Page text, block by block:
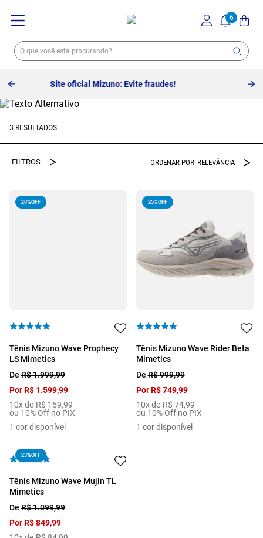
Frete grátis sem valor mínimo.
3
RELEVÂNCIA
20%OFF
Tênis Mizuno Wave Prophecy
LS Mimetics
De R$1.999,99
PorR$ 1.599,99
10x de R$ 159,99
ou 10% Off no PIX
1 cor disponível
25%OFF
Tênis Mizuno Wave Rider Beta
Mimetics
DeR$999,99
PorR$ 749,99
10x de R$ 74,99
ou 10% Off no PIX
1 cor disponível
23%OFF
Tênis Mizuno Wave Mujin TL
Mimetics
De R$1.099,99
PorR$849,99